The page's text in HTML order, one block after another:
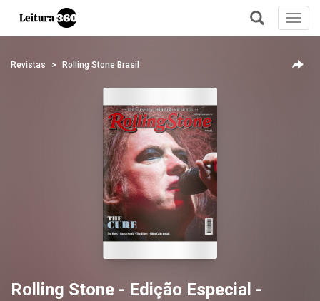
+
Revistas Rolling Stone Brasil
Rolling Stone - Edição Especial -